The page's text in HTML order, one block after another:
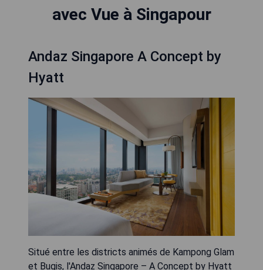
avec Vue à Singapour
Andaz Singapore A Concept by
Hyatt
Situé entre les districts animés de Kampong Glam
et Bugis, l'Andaz Singapore – A Concept by Hyatt